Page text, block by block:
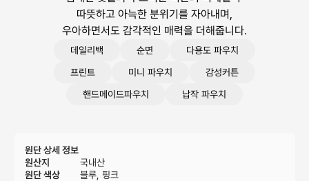
따뜻하고 아늑한 분위기를 자아내며,
우아하면서도 감각적인 매력을 더해줍니다.
데일리백 순면
다용도 파우치
프린트
미니 파우치
감성커튼
핸드메이드파우치
납작 파우치
원단 상세 정보
원산지
국내산
원단 색상
블루, 핑크